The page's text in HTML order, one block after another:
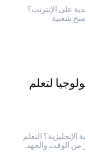
على الإنترنت؟
شعبية
لتعلم
الإنجليزية؟ التعلم
من الوقت والجهد.